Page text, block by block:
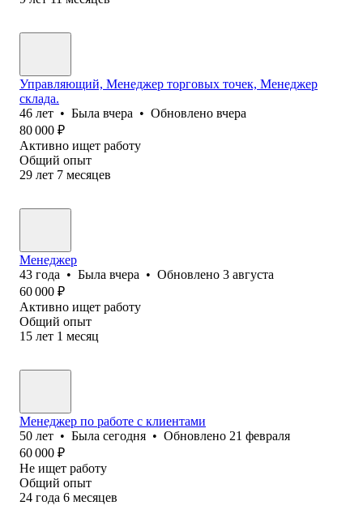
Управляющий, Менеджер торговых точек, Менеджер
склада.
46 лет • Была вчера • Обновлено вчера
80 000 ₽
Активно ищет работу
Общий опыт
29 лет 7 месяцев
Менеджер
43 года • Была вчера • Обновлено 3 августа
60 000 ₽
Активно ищет работу
Общий опыт
15 лет 1 месяц
Менеджер по работе с клиентами
50 лет • Была сегодня • Обновлено 21 февраля
60 000 ₽
Не ищет работу
Общий опыт
24 года 6 месяцев